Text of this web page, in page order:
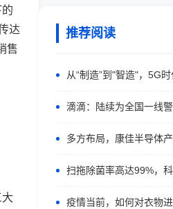
达
售
推荐阅读
从“制造”到"智造"，5G
滴滴：陆续为全国一线
多方布局，康佳半导体
扫拖除菌率高达99%，
疫情当前，如何对衣物